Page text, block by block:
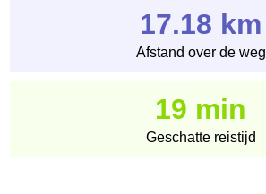
17.18 km
Afstand over de weg
19 min
Geschatte reistijd